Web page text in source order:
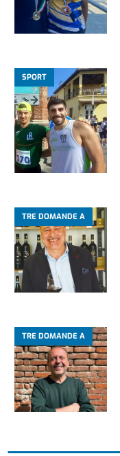
SPORT
TRE DOMANDE A
TRE DOMANDE A